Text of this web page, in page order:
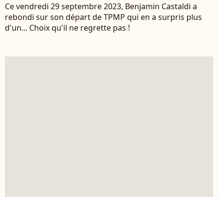
Ce vendredi 29 septembre 2023, Benjamin Castaldi a
rebondi sur son départ de TPMP qui en a surpris plus
d'un... Choix qu'il ne regrette pas !